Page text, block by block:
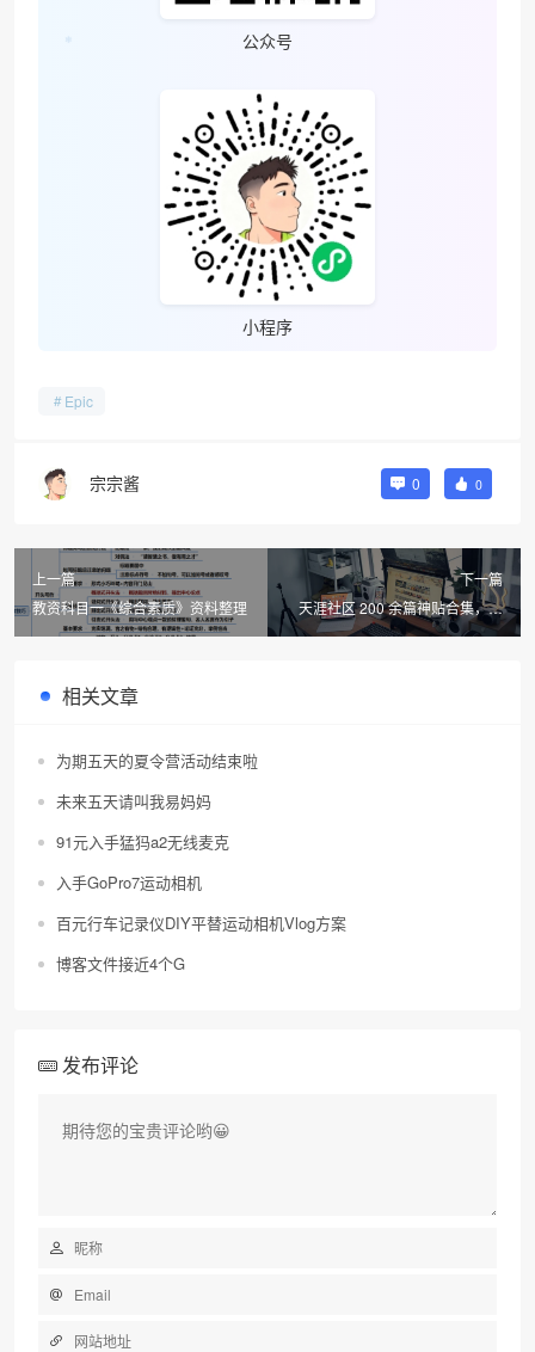
公众号
小程序
Epic
宗宗酱 0 0
上一篇
教资科目一《综合素质》资料整理
下一篇
天涯社区 200 余篇神贴合集，封
存曾经那片百花齐放的网络盛景
相关文章
为期五天的夏令营活动结束啦
未来五天请叫我易妈妈
91元入手猛犸a2无线麦克
入手GoPro7运动相机
百元行车记录仪DIY平替运动相机Vlog方案
博客文件接近4个G
发布评论